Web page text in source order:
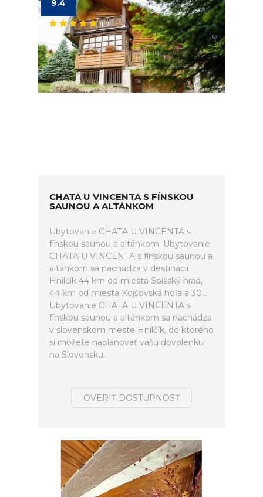
9.4
CHATA U VINCENTA S FÍNSKOU
SAUNOU A ALTÁNKOM
Ubytovanie CHATA U VINCENTA s
fínskou saunou a altánkom. Ubytovanie
CHATA U VINCENTA s fínskou saunou a
altánkom sa nachádza v destinácii
Hnilčík 44 km od miesta Spišský hrad,
44 km od miesta Kojšovská hoľa a 30...
Ubytovanie CHATA U VINCENTA s
fínskou saunou a altánkom sa nachádza
v slovenskom meste Hnilčík, do ktorého
si môžete naplánovať vašú dovolenku
na Slovensku.
OVERIŤ DOSTUPNOSŤ